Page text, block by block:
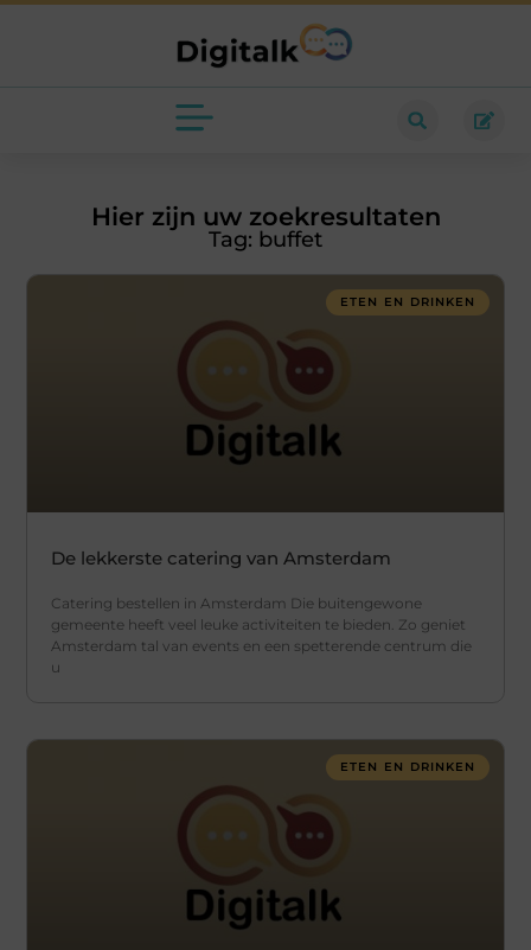
Hier zijn uw zoekresultaten
Tag: buffet
ETEN EN DRINKEN
De lekkerste catering van Amsterdam
Catering bestellen in Amsterdam Die buitengewone
gemeente heeft veel leuke activiteiten te bieden. Zo geniet
Amsterdam tal van events en een spetterende centrum die
u
ETEN EN DRINKEN